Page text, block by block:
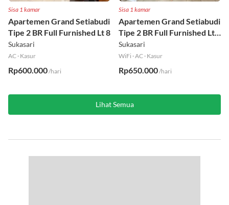
Sisa 1 kamar
Apartemen Grand Setiabudi
Tipe 2 BR Full Furnished Lt 8
Sukasari
AC · Kasur
Rp600.000/hari
Sisa 1 kamar
Apartemen Grand Setiabudi
Tipe 2 BR Full Furnished Lt
19
Sukasari
WiFi ·AC · Kasur
Rp650.000/hari
Lihat Semua